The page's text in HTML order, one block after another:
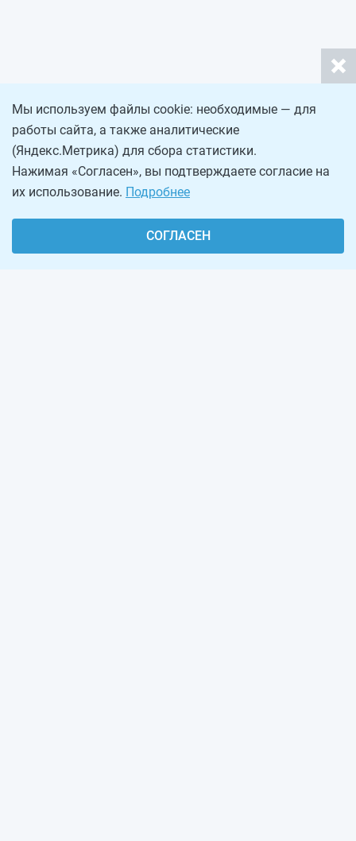
Мы используем файлы cookie: необходимые — для
работы сайта, а также аналитические
(Яндекс.Метрика) для сбора статистики.
Нажимая «Согласен», вы подтверждаете согласие на
их использование. Подробнее
СОГЛАСЕН